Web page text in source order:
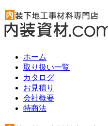
ホーム
取り扱い一覧
カタログ
お見積り
会社概要
特商法